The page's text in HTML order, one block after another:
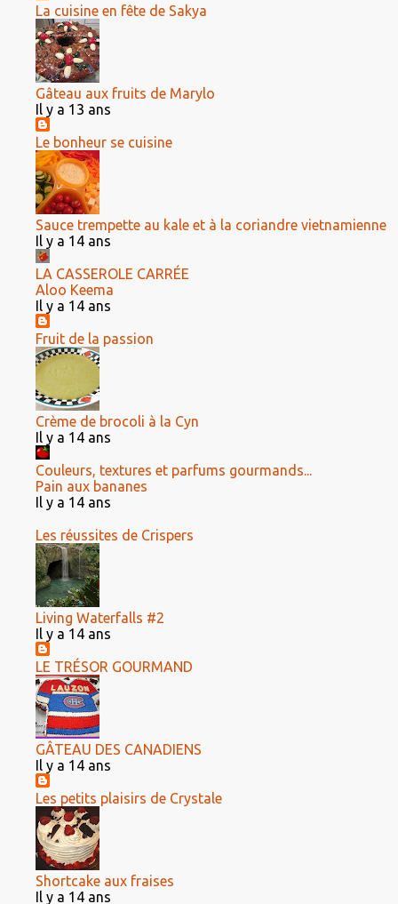
La cuisine en fête de Sakya
Gâteau aux fruits de Marylo
Il y a 13 ans
Le bonheur se cuisine
Sauce trempette au kale et à la coriandre vietnamienne
Il y a 14 ans
LA CASSEROLE CARRÉE
Aloo Keema
Il y a 14 ans
Fruit de la passion
Crème de brocoli à la Cyn
Il y a 14 ans
Couleurs, textures et parfums gourmands...
Pain aux bananes
Il y a 14 ans
Les réussites de Crispers
Living Waterfalls #2
Il y a 14 ans
LE TRÉSOR GOURMAND
GÂTEAU DES CANADIENS
Il y a 14 ans
Les petits plaisirs de Crystale
Shortcake aux fraises
Il y a 14 ans